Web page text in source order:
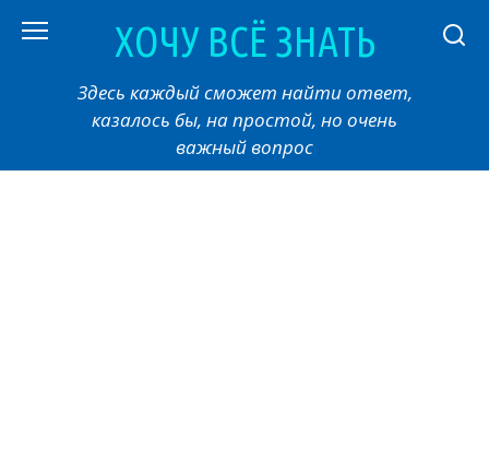
ХОЧУ ВСЁ ЗНАТЬ
Здесь каждый сможет найти ответ,
казалось бы, на простой, но очень
важный вопрос